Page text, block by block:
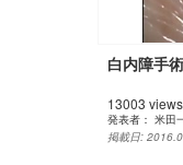
白内障手術
13003 views
発表者： 米田
プ)
掲載日: